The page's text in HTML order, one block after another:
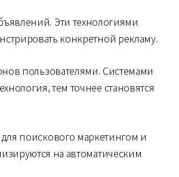
Эти технологиями
конкретной рекламу.
пользователями. Системами
тем точнее становятся
поискового маркетингом и
на автоматическим